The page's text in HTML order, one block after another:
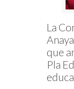
La
que
Pla